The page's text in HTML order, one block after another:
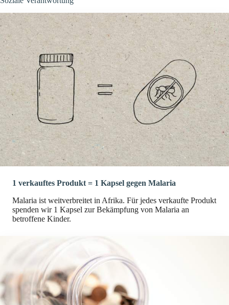
1 verkauftes Produkt = 1 Kapsel gegen Malaria
Malaria ist weitverbreitet in Afrika. Für jedes verkaufte Produkt
spenden wir 1 Kapsel zur Bekämpfung von Malaria an
betroffene Kinder.